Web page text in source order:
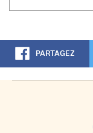
PARTAGEZ